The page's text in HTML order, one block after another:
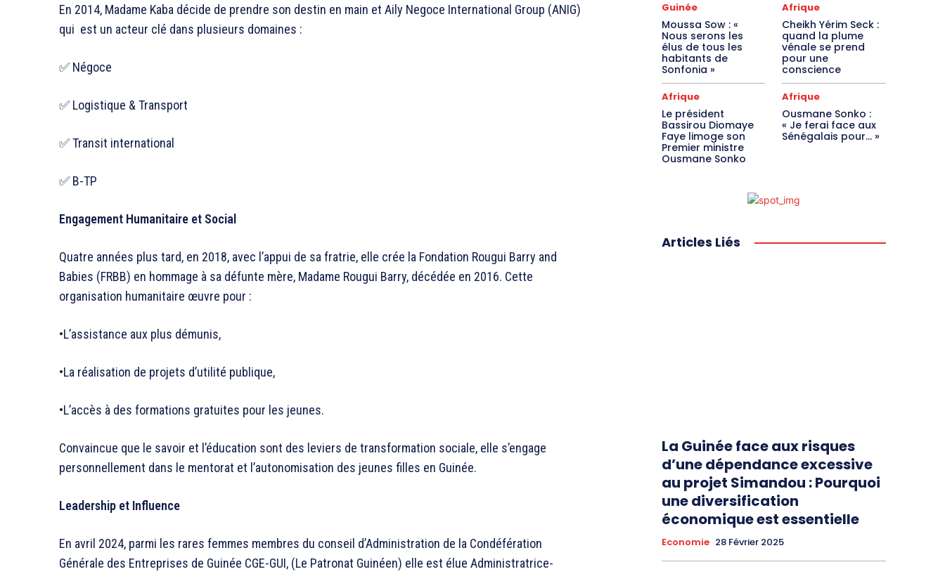
En 2014, Madame Kaba décide de prendre son destin en main et Aily Negoce International Group (ANIG)
qui est un acteur clé dans plusieurs domaines :
✅ Négoce
✅ Logistique & Transport
✅ Transit international
✅ B-TP
Engagement Humanitaire et Social
Quatre années plus tard, en 2018, avec l’appui de sa fratrie, elle crée la Fondation Rougui Barry and
Babies (FRBB) en hommage à sa défunte mère, Madame Rougui Barry, décédée en 2016. Cette
organisation humanitaire œuvre pour :
•L’assistance aux plus démunis,
•La réalisation de projets d’utilité publique,
•L’accès à des formations gratuites pour les jeunes.
Convaincue que le savoir et l’éducation sont des leviers de transformation sociale, elle s’engage
personnellement dans le mentorat et l’autonomisation des jeunes filles en Guinée.
Leadership et Influence
En avril 2024, parmi les rares femmes membres du conseil d’Administration de la Condéfération
Générale des Entreprises de Guinée CGE-GUI, (Le Patronat Guinéen) elle est élue Administratrice-
Guinée
Moussa Sow : «
Nous serons les
élus de tous les
habitants de
Sonfonia »
Afrique
Cheikh Yérim Seck :
quand la plume
vénale se prend
pour une
conscience
Afrique
Le président
Bassirou Diomaye
Faye limoge son
Premier ministre
Ousmane Sonko
Afrique
Ousmane Sonko :
« Je ferai face aux
Sénégalais pour… »
Articles Liés
La Guinée face aux risques
d’une dépendance excessive
au projet Simandou : Pourquoi
une diversification
économique est essentielle
Economie 28 Février 2025